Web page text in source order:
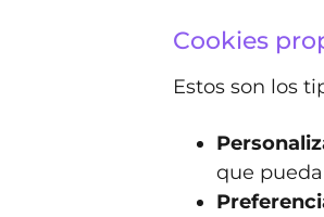
Cookies
Estos son los
que